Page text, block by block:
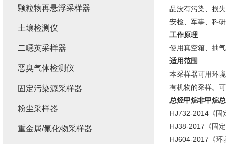
品没有污染、损
安检、军事、科
工作原理
使用真空箱、抽
适用范围
本采样器可用环
有机物的采样。
总烃甲烷非甲烷
HJ732-2014《固
HJ38-2017《固
HJ604-2017《环
颗粒物再悬浮采样器
土壤检测仪
二噁英采样器
恶臭气体检测仪
固定污染源采样器
粉尘采样器
重金属/氟化物采样器